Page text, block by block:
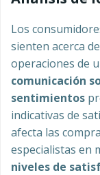
Los
sienten acerca
operaciones de
comunicación
sentimientos
indicativas de
afecta las
especialistas en
niveles de